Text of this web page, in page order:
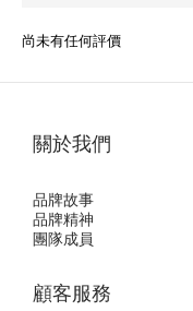
尚未有任何評價
關於我們
品牌故事
品牌精神
團隊成員
顧客服務